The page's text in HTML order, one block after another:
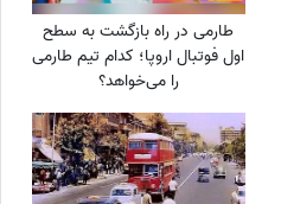
طارمی در راه بازگشت به سطح
اول فوتبال اروپا؛ کدام تیم طارمی
را می‌خواهد؟